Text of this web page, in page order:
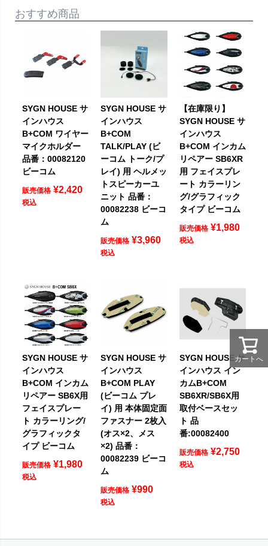
おすすめ商品
SYGN HOUSE サ
インハウス
B+COM ワイヤー
マイクホルダー
品番：00082120
ビーコム
販売価格 ¥2,420
税込
SYGN HOUSE サ
インハウス
B+COM
TALK/PLAY (ビ
ーコム トーク/プ
レイ) 用 ヘルメッ
トスピーカーユ
ニット 品番：
00082238 ビーコ
ム
販売価格 ¥3,960
税込
【在庫限り】
SYGN HOUSE サ
インハウス
B+COM インカム
リペアー SB6XR
用 フェイスプレ
ート カラーリン
グ/グラフィック
タイプ ビーコム
販売価格 ¥1,980
税込
SYGN HOUSE サ
インハウス
B+COM インカム
リペアー SB6X用
フェイスプレー
ト カラーリング/
グラフィックタ
イプ ビーコム
販売価格 ¥1,980
税込
SYGN HOUSE サ
インハウス
B+COM PLAY
(ビーコム プレ
イ) 用 本体固定面
ファスナー 2枚入
(オス×2、メス
×2) 品番：
00082239 ビーコ
ム
販売価格 ¥990
税込
SYGN HOUSE サ
インハウス イン
カムB+COM
SB6XR/SB6X用
取付ベースセッ
ト 品
番:00082400
販売価格 ¥2,750
税込
カートへ